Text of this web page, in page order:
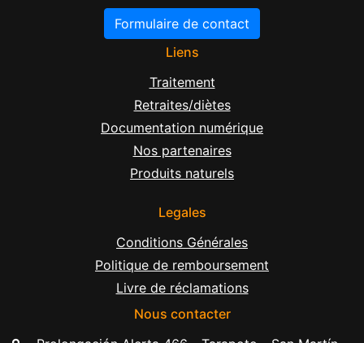
Formulaire de contact
Liens
Traitement
Retraites/diètes
Documentation numérique
Nos partenaires
Produits naturels
Legales
Conditions Générales
Politique de remboursement
Livre de réclamations
Nous contacter